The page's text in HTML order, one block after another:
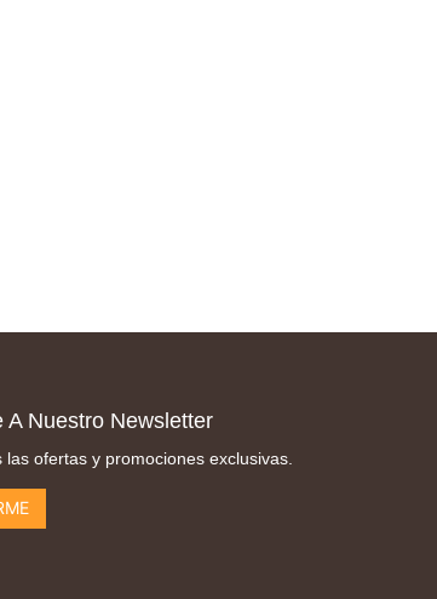
A Nuestro Newsletter
las ofertas y promociones exclusivas.